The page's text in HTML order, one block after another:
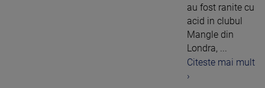
au fost ranite cu
acid in clubul
Mangle din
Londra, ...
Citeste mai mult
›